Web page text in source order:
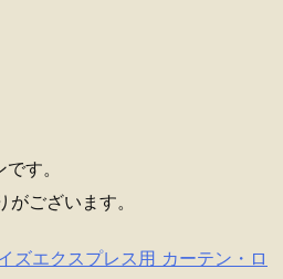
す。
ございます。
エクスプレス用 カーテン・ロ